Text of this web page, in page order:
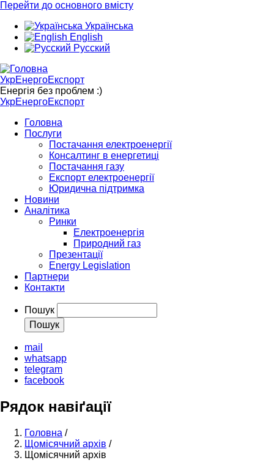
Перейти до основного вмісту
Українська
English
Русский
УкрЕнергоЕкспорт
Енергія без проблем :)
УкрЕнергоЕкспорт
Головна
Послуги
Постачання електроенергії
Консалтинг в енергетиці
Постачання газу
Експорт електроенергії
Юридична підтримка
Новини
Аналітика
Ринки
Електроенергія
Природний газ
Презентації
Energy Legislation
Партнери
Контакти
Пошук
mail
whatsapp
telegram
facebook
Рядок навіґації
Головна /
Щомісячний архів /
Щомісячний архів